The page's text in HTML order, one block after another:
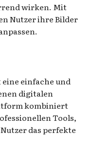
wirken. Mit
Nutzer ihre Bilder
eine einfache und
digitalen
kombiniert
Tools,
das perfekte